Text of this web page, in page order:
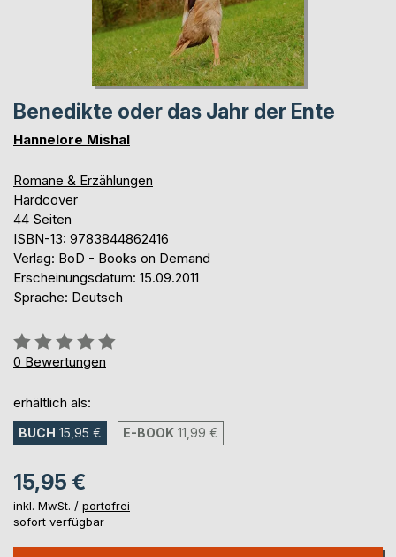
Benedikte oder das Jahr der Ente
Hannelore Mishal
Romane & Erzählungen
Hardcover
44 Seiten
ISBN-13: 9783844862416
Verlag: BoD - Books on Demand
Erscheinungsdatum: 15.09.2011
Sprache: Deutsch
Bewertung::
0%
0 Bewertungen
erhältlich als:
BUCH 15,95 € E-BOOK 11,99 €
15,95 €
inkl. MwSt. / portofrei
sofort verfügbar